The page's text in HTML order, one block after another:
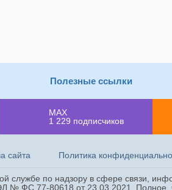
Полезные ссылки
MAX
1 229 подписчиков
сайта Политика
службе по надзору в сфере связи,
№ ФС 77-80618 от 23.03.2021. Полное,